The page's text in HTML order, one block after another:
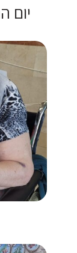
יום